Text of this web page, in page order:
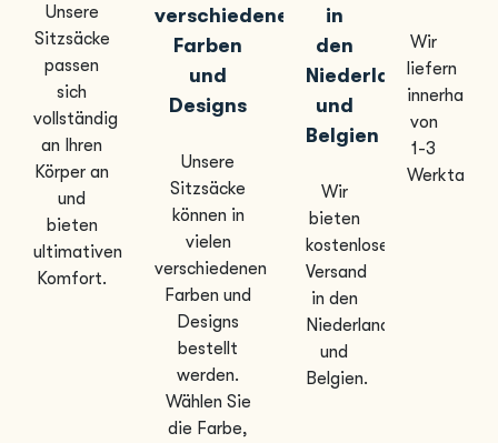
Unsere
Sitzsäcke
passen
sich
vollständig
an Ihren
Körper an
und
bieten
ultimativen
Komfort.
verschiedenen
Farben
und
Designs
Unsere
Sitzsäcke
können in
vielen
verschiedenen
Farben und
Designs
bestellt
werden.
Wählen Sie
die Farbe,
in
den
Niederlanden
und
Belgien
Wir
bieten
kostenlosen
Versand
in den
Niederlanden
und
Belgien.
Wir
liefern
innerhalb
von
1-3
Werktagen.